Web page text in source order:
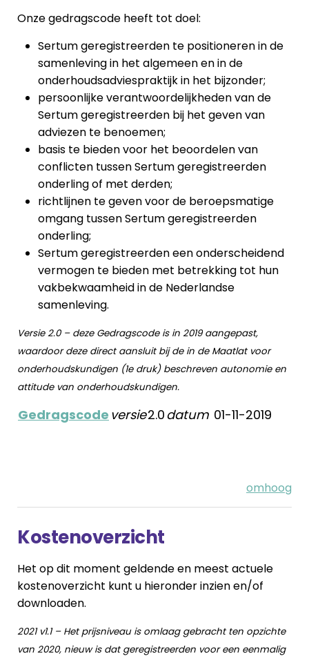
Onze gedragscode heeft tot doel:
Sertum geregistreerden te positioneren in de
samenleving in het algemeen en in de
onderhoudsadviespraktijk in het bijzonder;
persoonlijke verantwoordelijkheden van de
Sertum geregistreerden bij het geven van
adviezen te benoemen;
basis te bieden voor het beoordelen van
conflicten tussen Sertum geregistreerden
onderling of met derden;
richtlijnen te geven voor de beroepsmatige
omgang tussen Sertum geregistreerden
onderling;
Sertum geregistreerden een onderscheidend
vermogen te bieden met betrekking tot hun
vakbekwaamheid in de Nederlandse
samenleving.
Versie 2.0 – deze Gedragscode is in 2019 aangepast,
waardoor deze direct aansluit bij de in de Maatlat voor
onderhoudskundigen (1e druk) beschreven autonomie en
attitude van onderhoudskundigen.
Gedragscode versie2.0datum 01-11-2019
omhoog
Kostenoverzicht
Het op dit moment geldende en meest actuele
kostenoverzicht kunt u hieronder inzien en/of
downloaden.
2021 v1.1 – Het prijsniveau is omlaag gebracht ten opzichte
van 2020, nieuw is dat geregistreerden voor een eenmalig